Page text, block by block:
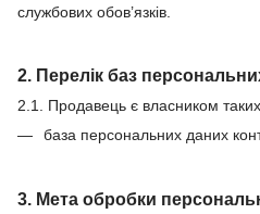
службових обов’язків.
2. Перелік баз
2.1. Продавець є власником
база персональних даних
3. Мета обробки